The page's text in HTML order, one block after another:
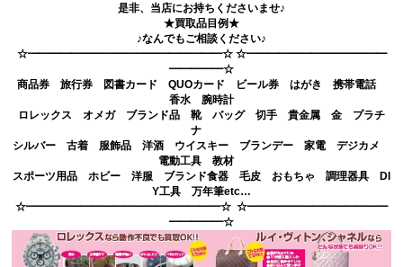
是非、当店にお持ちくださいませ♪
★買取品目例★
♪なんでもご相談ください♪
☆━━━━━━━━━━━━━━━━━━☆ ☆━━━━━━━━━━━━━
━━━━━☆
商品券 旅行券 図書カード QUOカード ビール券 はがき 携帯電話
香水 腕時計
ロレックス オメガ ブランド品 靴 バッグ 切手 貴金属 金 プラチ
ナ
シルバー 古着 服飾品 洋酒 ウイスキー ブランデー 家電 デジカメ
電動工具 教材
スポーツ用品 ホビー 洋服 ブランド食器 毛皮 おもちゃ 調理器具 DI
Y工具 万年筆etc…
☆━━━━━━━━━━━━━━━━━━☆ ☆━━━━━━━━━━━━━
━━━━━☆